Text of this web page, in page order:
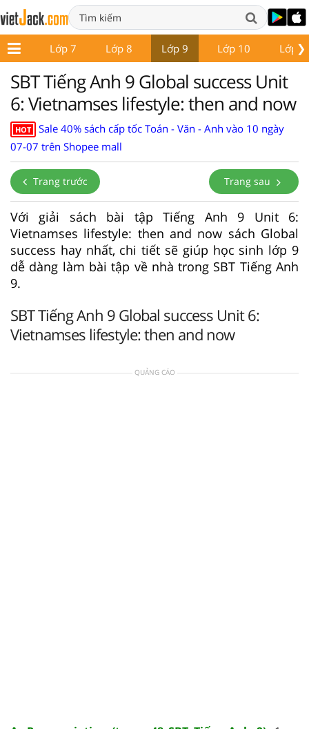
❯
6 Lớp 7 Lớp 8 Lớp 9 Lớp 10 Lớp
SBT Tiếng Anh 9 Global success Unit
6: Vietnamses lifestyle: then and now
HOT
Sale 40% sách cấp tốc Toán - Văn - Anh vào 10 ngày
07-07 trên Shopee mall
Trang trước Trang sau
Với giải sách bài tập Tiếng Anh 9 Unit 6:
Vietnamses lifestyle: then and now sách Global
success hay nhất, chi tiết sẽ giúp học sinh lớp 9
dễ dàng làm bài tập về nhà trong SBT Tiếng Anh
9.
SBT Tiếng Anh 9 Global success Unit 6:
Vietnamses lifestyle: then and now
QUẢNG CÁO